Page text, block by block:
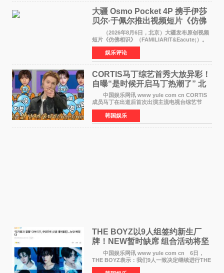
大疆 Osmo Pocket 4P 携手伊莎
贝尔·于佩尔推出视频短片《仿佛
相识》
（2026年8月6日，北京）大疆发布原创视频
短片《仿佛相识》（FAMILIARIT&Eacute;）。
视频短片由戛纳国际电影节最佳女演员伊莎贝尔·
于佩尔（Isabelle Huppert）主演，全程使用大
疆首款双主摄口
娱乐评论
CORTIS马丁综艺首秀大放异彩！
自曝“是时候开启马丁热潮了” 北
美巡演火热进行中
中国娱乐网讯 www yule com cn CORTIS
成员马丁在出道后首次出演主流电视台综艺节
目，展现了多才多艺的魅力。 马丁出演了5日
播出的MBC《Radio Star》Fashion与Passion
之间，I&lsquo;m
韩国娱乐
THE BOYZ以9人组签约新生厂
牌！NEW暂时缺席 组合活动将坚
定不移继续
中国娱乐网讯 www yule com cn 6日，
THE BOYZ表示：我们9人一致决定继续进行THE
BOYZ组合活动，并且已经完成了组合团体活动